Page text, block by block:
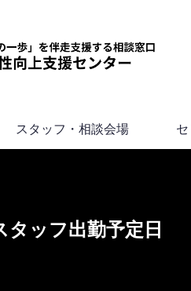
スタッフ・相談会場
タッフ出勤予定日